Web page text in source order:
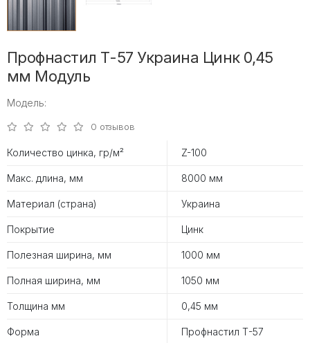
Профнастил Т-57 Украина Цинк 0,45
мм Модуль
Модель:
0 отзывов
Количество цинка, гр/м² Z-100
Макс. длина, мм 8000 мм
Материал (страна) Украина
Покрытие Цинк
Полезная ширина, мм 1000 мм
Полная ширина, мм 1050 мм
Толщина мм 0,45 мм
Форма Профнастил Т-57